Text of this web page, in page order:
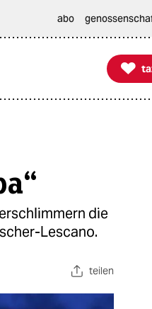
abo

taz
die
Lescano.
teilen